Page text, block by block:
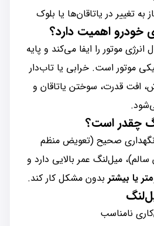
به تغییر در یاتاقان‌ها یا بلوک
خودرو اهمیت دارد؟
موتور را ایفا می‌کند و پایه
موتور است. خرابی یا تاب‌دار
افت قدرت، سوختن یاتاقان و
چقدر است؟
نگهداری صحیح (تعویض منظم
سالم)، میل‌لنگ عمر بالایی دارد و
بدون مشکل کار کند.
نامناسب